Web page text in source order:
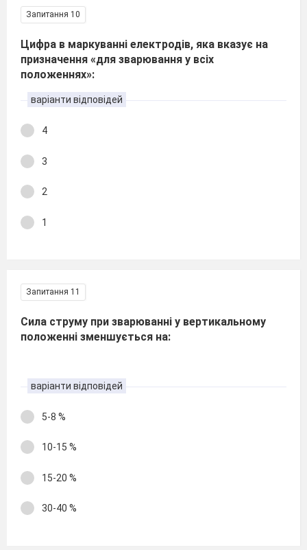
Запитання 10
Цифра в маркуванні електродів, яка вказує на
призначення «для зварювання у всіх
положеннях»:
варіанти відповідей
4
3
2
1
Запитання 11
Сила струму при зварюванні у вертикальному
положенні зменшується на:
варіанти відповідей
5-8 %
10-15 %
15-20 %
30-40 %